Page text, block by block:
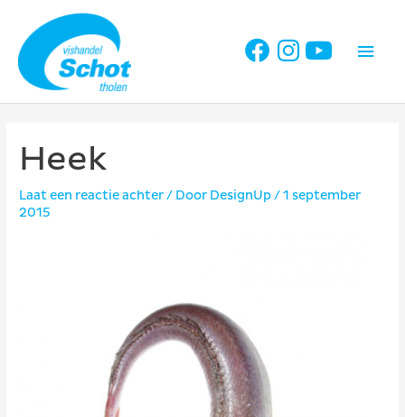
inhoud
Heek
Laat een reactie achter/ Door DesignUp/1 september
2015